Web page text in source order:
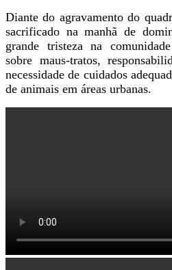
Diante do agravamento do
sacrificado na manhã de
grande tristeza na
sobre maus-tratos,
necessidade de cuidados
de animais em áreas urbanas.